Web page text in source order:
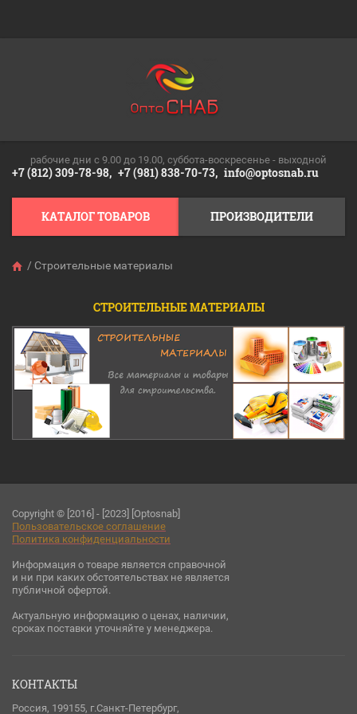
рабочие дни c 9.00 до 19.00, суббота-воскресенье - выходной
+7 (812) 309-78-98, +7 (981) 838-70-73, info@optosnab.ru
КАТАЛОГ ТОВАРОВ ПРОИЗВОДИТЕЛИ
/ Строительные материалы
СТРОИТЕЛЬНЫЕ МАТЕРИАЛЫ
Copyright © [2016] - [2023] [Optosnab]
Пользовательское соглашение
Политика конфиденциальности
Информация о товаре является справочной
и ни при каких обстоятельствах не является
публичной офертой.
Актуальную информацию о ценах, наличии,
сроках поставки уточняйте у менеджера.
КОНТАКТЫ
Россия, 199155, г.Санкт-Петербург,